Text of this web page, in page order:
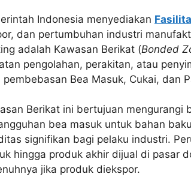
Indonesia menyediakan
dan pertumbuhan industri
adalah Kawasan Berikat (Bonded
pengolahan, perakitan, atau
pembebasan Bea Masuk, Cukai, dan
Berikat ini bertujuan mengurangi
bea masuk untuk bahan
signifikan bagi pelaku industri.
hingga produk akhir dijual di pasar
jika produk diekspor.